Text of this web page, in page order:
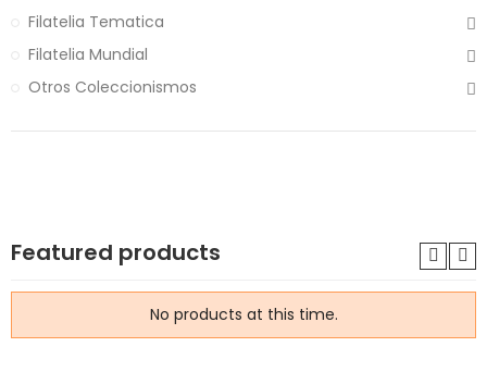
Filatelia Tematica
Filatelia Mundial
Otros Coleccionismos
Featured products
No products at this time.